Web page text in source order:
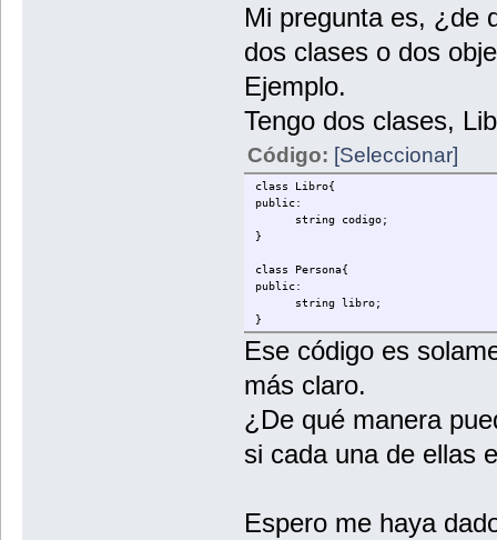
Mi pregunta es, ¿de
dos clases o dos
Ejemplo.
Tengo dos clases,
Código: [Seleccionar]
class Libro{
public:
string codigo;
}
class Persona{
public:
string libro;
}
Ese código es
más claro.
¿De qué manera
si cada una de ellas
Espero me haya